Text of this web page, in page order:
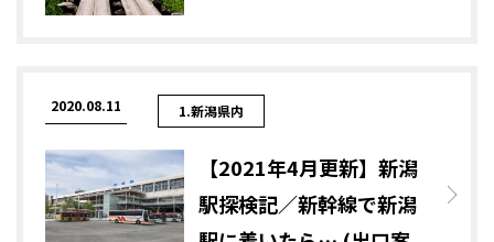
2020.08.11 1.新潟県内
【2021年4月更新】新潟
駅探検記／新幹線で新潟